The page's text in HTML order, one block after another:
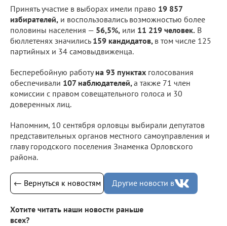
Принять участие в выборах имели право 19 857
избирателей, и воспользовались возможностью более
половины населения — 56,5%, или 11 219 человек. В
бюллетенях значились 159 кандидатов, в том числе 125
партийных и 34 самовыдвиженца.
Бесперебойную работуна 93 пунктах голосования
обеспечивали 107 наблюдателей, а также 71 член
комиссии с правом совещательного голоса и 30
доверенных лиц.
Напомним, 10 сентября орловцы выбирали депутатов
представительных органов местного самоуправления и
главу городского поселения Знаменка Орловского
района.
← Вернуться к новостям Другие новости в
Хотите читать наши новости раньше
всех?